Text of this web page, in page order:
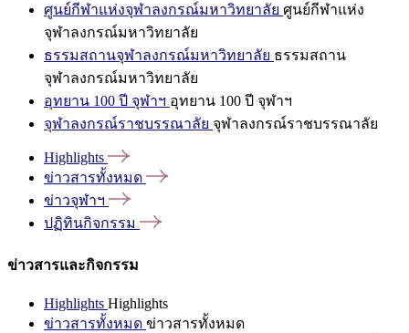
ศูนย์กีฬาแห่งจุฬาลงกรณ์มหาวิทยาลัย ศูนย์กีฬาแห่ง
จุฬาลงกรณ์มหาวิทยาลัย
ธรรมสถานจุฬาลงกรณ์มหาวิทยาลัย ธรรมสถาน
จุฬาลงกรณ์มหาวิทยาลัย
อุทยาน 100 ปี จุฬาฯ อุทยาน 100 ปี จุฬาฯ
จุฬาลงกรณ์ราชบรรณาลัย จุฬาลงกรณ์ราชบรรณาลัย
Highlights
ข่าวสารทั้งหมด
ข่าวจุฬาฯ
ปฏิทินกิจกรรม
ข่าวสารและกิจกรรม
Highlights Highlights
ข่าวสารทั้งหมด ข่าวสารทั้งหมด